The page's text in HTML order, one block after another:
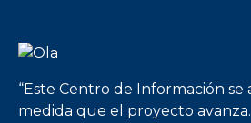
Imagen
“Este Centro de Información se
medida que el proyecto